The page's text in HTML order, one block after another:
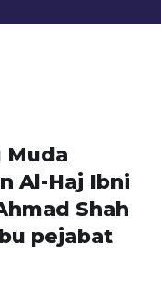
Muda
Al-Haj Ibni
Shah
pejabat